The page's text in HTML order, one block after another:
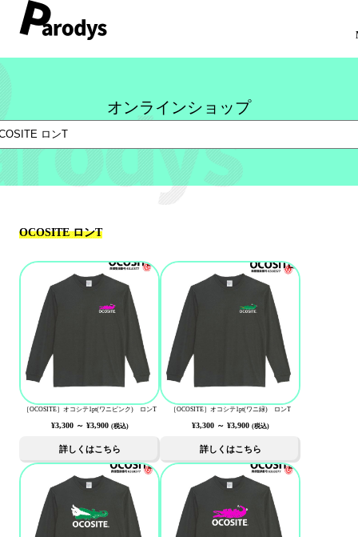
コンセプト
オンラインショップ
OCOSITE ロンT
［OCOSITE］オコシテ1pt(ワニピンク) ロンT
¥3,300 ～ ¥3,900 (税込)
詳しくはこちら
［OCOSITE］オコシテ1pt(ワニ緑) ロンT
¥3,300 ～ ¥3,900 (税込)
詳しくはこちら